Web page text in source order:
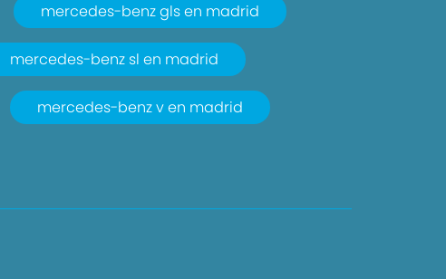
mercedes-benz gls en madrid
mercedes-benz sl en madrid
mercedes-benz v en madrid